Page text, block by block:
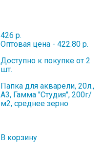
426 р.
Оптовая цена - 422.80 р.
Доступно к покупке от 2
шт.
Папка для акварели, 20л.,
А3, Гамма "Студия", 200г/
м2, среднее зерно
В корзину